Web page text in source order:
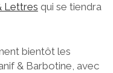
Lettres qui se tiendra
bientôt les
& Barbotine, avec